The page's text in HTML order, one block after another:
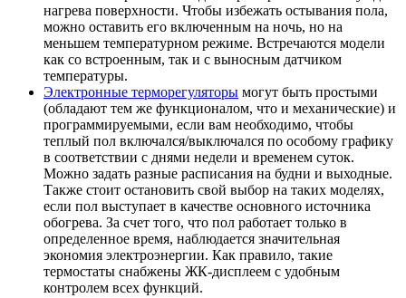
нагрева поверхности. Чтобы избежать остывания пола,
можно оставить его включенным на ночь, но на
меньшем температурном режиме. Встречаются модели
как со встроенным, так и с выносным датчиком
температуры.
Электронные терморегуляторы могут быть простыми
(обладают тем же функционалом, что и механические) и
программируемыми, если вам необходимо, чтобы
теплый пол включался/выключался по особому графику
в соответствии с днями недели и временем суток.
Можно задать разные расписания на будни и выходные.
Также стоит остановить свой выбор на таких моделях,
если пол выступает в качестве основного источника
обогрева. За счет того, что пол работает только в
определенное время, наблюдается значительная
экономия электроэнергии. Как правило, такие
термостаты снабжены ЖК-дисплеем с удобным
контролем всех функций.